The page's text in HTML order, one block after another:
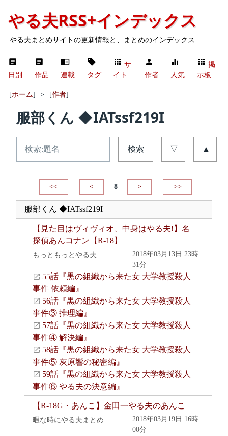
やる夫RSS+インデックス
やる夫まとめサイトの更新情報と、まとめのインデックス
日別 作品 連載 タグ
サ
イト
作者 人気
掲
示板
[ホーム] > [作者]
服部くん ◆IATssf219I
検索 ▽ ▲
<< < 8 > >>
服部くん ◆IATssf219I
【見た目はヴィヴィオ、中身はやる夫!】名
探偵あんコナン【R-18】
もっともっとやる夫
2018年03月13日 23時
31分
55話『黒の組織から来た女 大学教授殺人
事件 依頼編』
56話『黒の組織から来た女 大学教授殺人
事件③ 推理編』
57話『黒の組織から来た女 大学教授殺人
事件④ 解決編』
58話『黒の組織から来た女 大学教授殺人
事件⑤ 灰原響の秘密編』
59話『黒の組織から来た女 大学教授殺人
事件⑥ やる夫の決意編』
【R-18G・あんこ】金田一やる夫のあんこ
暇な時にやる夫まとめ
2018年03月19日 16時
00分